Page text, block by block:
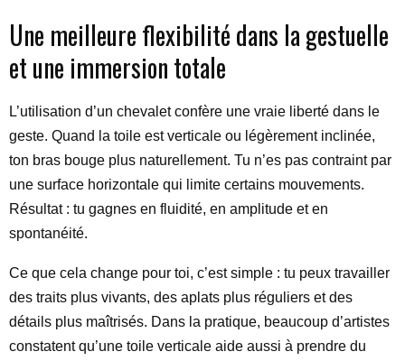
Une meilleure flexibilité dans la gestuelle
et une immersion totale
L’utilisation d’un chevalet confère une vraie liberté dans le
geste. Quand la toile est verticale ou légèrement inclinée,
ton bras bouge plus naturellement. Tu n’es pas contraint par
une surface horizontale qui limite certains mouvements.
Résultat : tu gagnes en fluidité, en amplitude et en
spontanéité.
Ce que cela change pour toi, c’est simple : tu peux travailler
des traits plus vivants, des aplats plus réguliers et des
détails plus maîtrisés. Dans la pratique, beaucoup d’artistes
constatent qu’une toile verticale aide aussi à prendre du